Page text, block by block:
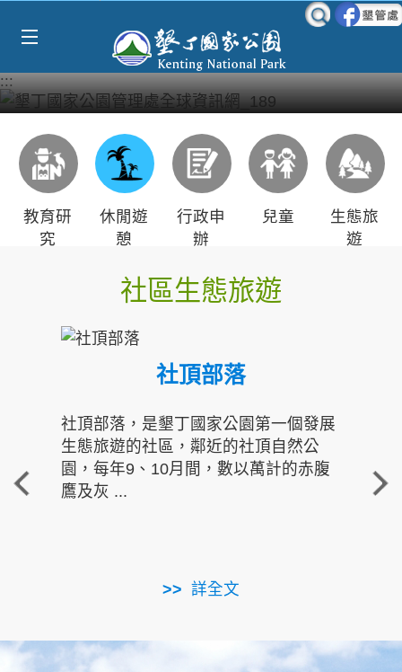
:::
教育研
究
休閒遊
憩
行政申
辦
兒童
生態旅
遊
社區生態旅遊
社頂部落
社頂部落，是墾丁國家公園第一個發展
生態旅遊的社區，鄰近的社頂自然公
園，每年9、10月間，數以萬計的赤腹
鷹及灰 ...
詳全文
重
走進